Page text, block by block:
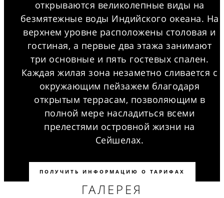
открываются великолепные виды на
безмятежные воды Индийского океана. На
верхнем уровне расположены столовая и
гостиная, а первые два этажа занимают
три основные и пять гостевых спален.
Каждая жилая зона незаметно сливается с
окружающим пейзажем благодаря
открытым террасам, позволяющим в
полной мере насладиться всеми
прелестями островной жизни на
Сейшелах.
ПОЛУЧИТЬ ИНФОРМАЦИЮ О ТАРИФАХ
ГАЛЕРЕЯ